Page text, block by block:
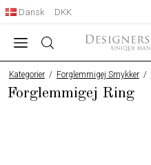
Dansk DKK
Kategorier / Forglemmigej Smykker /
Forglemmigej Ring